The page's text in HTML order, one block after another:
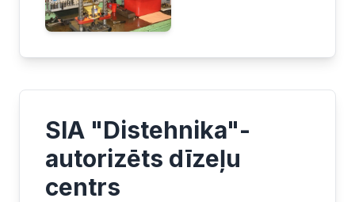
SIA "Distehnika"-
autorizēts dīzeļu
centrs